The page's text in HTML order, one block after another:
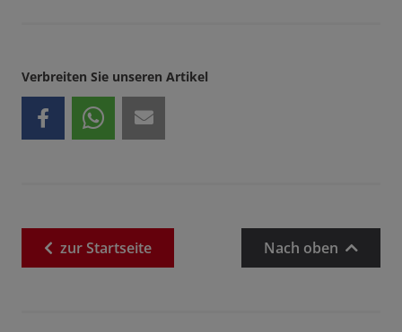
Verbreiten Sie unseren Artikel
zurStartseite Nach oben